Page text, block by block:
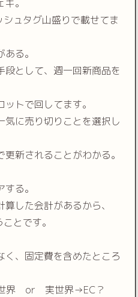
。
ュタグ山盛りで載せてま
る。
段として、週一回新商品を
トで回してます。
気に売り切りことを選択し
新されることがわかる。
る。
した会計があるから、
とです。
、固定費を含めたところ
世界 or 実世界→EC？